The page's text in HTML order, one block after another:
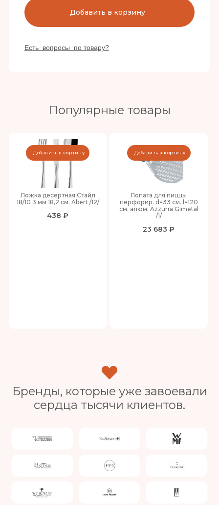
Добавить в корзину
Есть вопросы по товару?
Популярные товары
Ложка десертная Стайл
18/10 3 мм 18,2 см. Abert /12/
438 ₽
Добавить в корзину
Лопата для пиццы
перфорир. d=33 см. l=120
см. алюм. Azzurra Gimetal
/1/
23 683 ₽
Добавить в корзину
Бренды, которые уже завоевали
сердца тысячи клиентов.